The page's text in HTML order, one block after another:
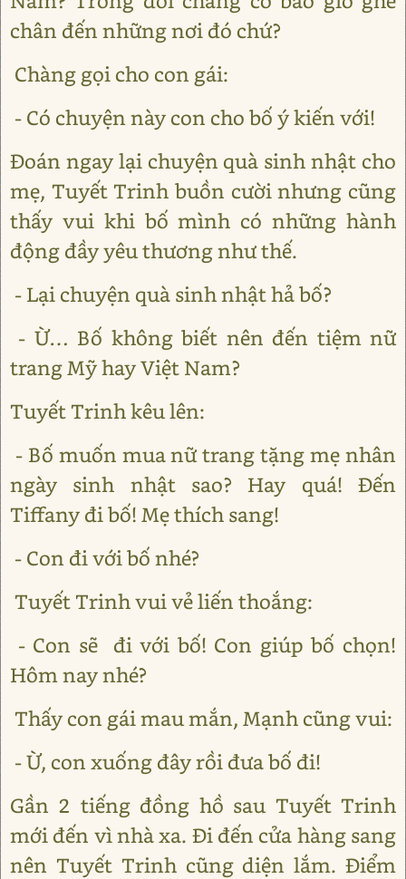
chân đến những nơi đó chứ?
Chàng gọi cho con gái:
- Có chuyện này con cho bố ý kiến với!
Đoán ngay lại chuyện quà sinh nhật cho
mẹ, Tuyết Trinh buồn cười nhưng cũng
thấy vui khi bố mình có những hành
động đầy yêu thương như thế.
- Lại chuyện quà sinh nhật hả bố?
- Ừ… Bố không biết nên đến tiệm nữ
trang Mỹ hay Việt Nam?
Tuyết Trinh kêu lên:
- Bố muốn mua nữ trang tặng mẹ nhân
ngày sinh nhật sao? Hay quá! Đến
Tiffany đi bố! Mẹ thích sang!
- Con đi với bố nhé?
Tuyết Trinh vui vẻ liến thoắng:
- Con sẽ đi với bố! Con giúp bố chọn!
Hôm nay nhé?
Thấy con gái mau mắn, Mạnh cũng vui:
- Ừ, con xuống đây rồi đưa bố đi!
Gần 2 tiếng đồng hồ sau Tuyết Trinh
mới đến vì nhà xa. Đi đến cửa hàng sang
nên Tuyết Trinh cũng diện lắm. Điểm